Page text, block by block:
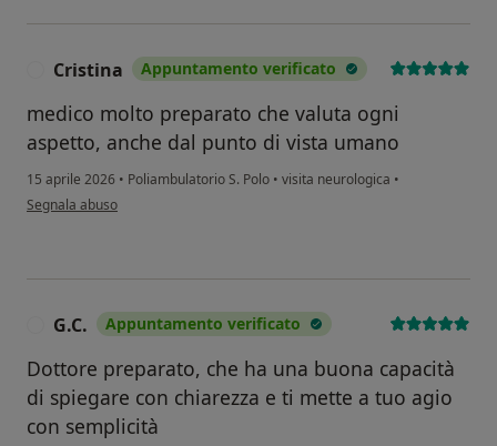
Cristina Appuntamento verificato
medico molto preparato che valuta ogni
aspetto, anche dal punto di vista umano
15 aprile 2026 • Poliambulatorio S. Polo • visita neurologica •
secondo l'opinione dell'utente Cristina
Segnala abuso
G.C. Appuntamento verificato
Dottore preparato, che ha una buona capacità
di spiegare con chiarezza e ti mette a tuo agio
con semplicità